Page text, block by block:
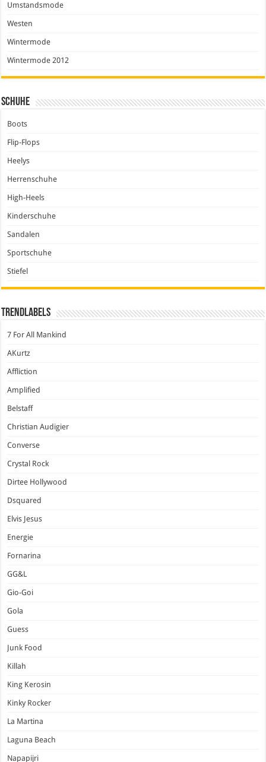
Umstandsmode
Westen
Wintermode
Wintermode 2012
Schuhe
Boots
Flip-Flops
Heelys
Herrenschuhe
High-Heels
Kinderschuhe
Sandalen
Sportschuhe
Stiefel
Trendlabels
7 For All Mankind
AKurtz
Affliction
Amplified
Belstaff
Christian Audigier
Converse
Crystal Rock
Dirtee Hollywood
Dsquared
Elvis Jesus
Energie
Fornarina
GG&L
Gio-Goi
Gola
Guess
Junk Food
Killah
King Kerosin
Kinky Rocker
La Martina
Laguna Beach
Napapijri